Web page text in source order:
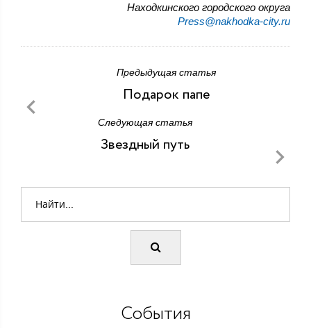
Находкинского городского округа
Press@nakhodka-city.ru
Предыдущая статья
Подарок папе
Следующая статья
Звездный путь
События